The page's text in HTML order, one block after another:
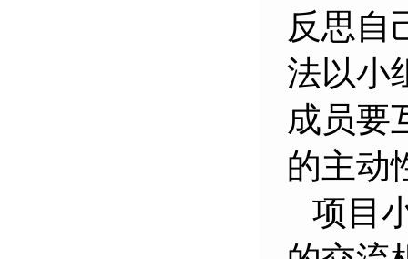
反思自
法以小
成员要
的主动
项目